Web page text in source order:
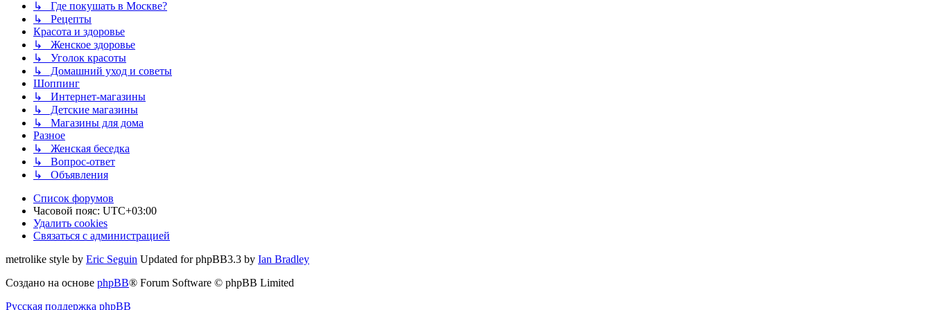
↳ Где покушать в Москве?
↳ Рецепты
Красота и здоровье
↳ Женское здоровье
↳ Уголок красоты
↳ Домашний уход и советы
Шоппинг
↳ Интернет-магазины
↳ Детские магазины
↳ Магазины для дома
Разное
↳ Женская беседка
↳ Вопрос-ответ
↳ Объявления
Список форумов
Часовой пояс: UTC+03:00
Удалить cookies
Связаться с администрацией
metrolike style by Eric Seguin Updated for phpBB3.3 by Ian Bradley
Создано на основе phpBB® Forum Software © phpBB Limited
Русская поддержка phpBB